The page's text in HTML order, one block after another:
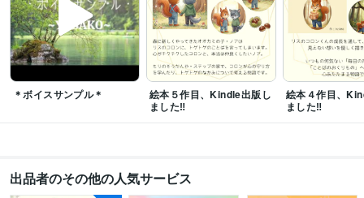
『リスのコロンとことばのおくりもの』Kindle出版 絵本『トゲトゲのなか
み』Kindle出版
資格・検定
上級心理カウンセラー 取得年 : 2022年
メンタル心理カウンセラー 取得年 : 2022年
悩み相談 話し相手 愚痴聞き パニック障害
＊ボイスサンプル＊
絵本５作目、Kindle出版し
ました‼︎
絵本４作目、
ました‼
出品者のその他の人気サービス